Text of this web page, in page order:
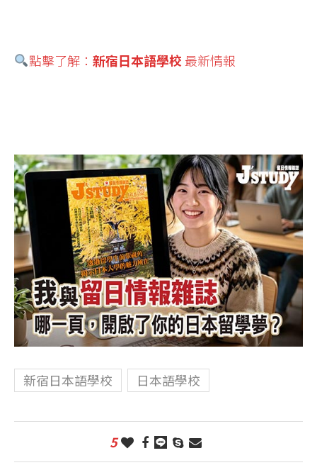
點擊了解： 新宿日本語學校 最新情報
新宿日本語學校 日本語學校
5